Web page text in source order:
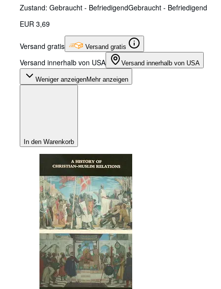
Zustand: Gebraucht - BefriedigendGebraucht - Befriedigend
EUR 3,69
Versand gratis Versand gratis
Versand innerhalb von USA Versand innerhalb von USA
Weniger anzeigenMehr anzeigen
In den Warenkorb